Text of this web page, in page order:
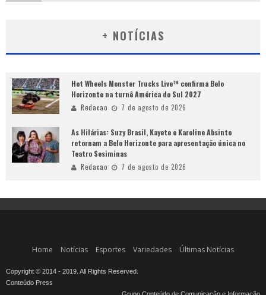
+ NOTÍCIAS
Hot Wheels Monster Trucks Live™ confirma Belo
Horizonte na turnê América do Sul 2027
Redacao 7 de agosto de 2026
As Hilárias: Suzy Brasil, Kayete e Karoline Absinto
retornam a Belo Horizonte para apresentação única no
Teatro Sesiminas
Redacao 7 de agosto de 2026
Home Notícias Esportes Variedades Últimas Notícias
Copyright © 2014 - 2019. All Rights Reserved.
Conteúdo Press